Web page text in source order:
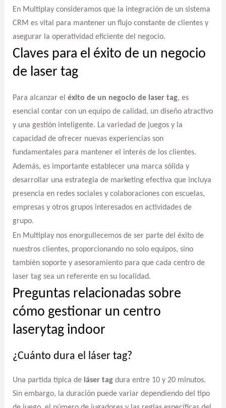
En Multiplay consideramos que la integración de un sistema
CRM es vital para mantener un flujo constante de clientes y
asegurar la operatividad eficiente del negocio.
Claves para el éxito de un negocio
de laser tag
Para alcanzar el éxito de un negocio de laser tag, es
esencial contar con un equipo de calidad, un diseño atractivo
y una gestión inteligente. La variedad de juegos y la
capacidad de ofrecer nuevas experiencias son
fundamentales para mantener el interés de los clientes.
Además, es importante establecer una marca sólida y
desarrollar una estrategia de marketing efectiva que incluya
presencia en redes sociales y colaboraciones con escuelas,
empresas y otros grupos interesados en actividades de
grupo.
En Multiplay nos enorgullecemos de ser parte del éxito de
nuestros clientes, proporcionando no solo equipos, sino
también soporte y asesoramiento para que cada centro de
laser tag sea un referente en su localidad.
Preguntas relacionadas sobre
cómo gestionar un centro
laserytag indoor
¿Cuánto dura el láser tag?
Una partida típica de láser tagdura entre 10 y 20 minutos.
Sin embargo, la duración puede variar dependiendo del tipo